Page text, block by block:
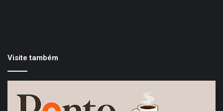
Visite também